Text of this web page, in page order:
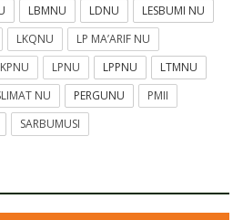
LBMNU LDNU
LESBUMI NU
LKQNU
LP MA’ARIF NU
LPNU LPPNU
LTMNU
NU PERGUNU
PMII
SARBUMUSI